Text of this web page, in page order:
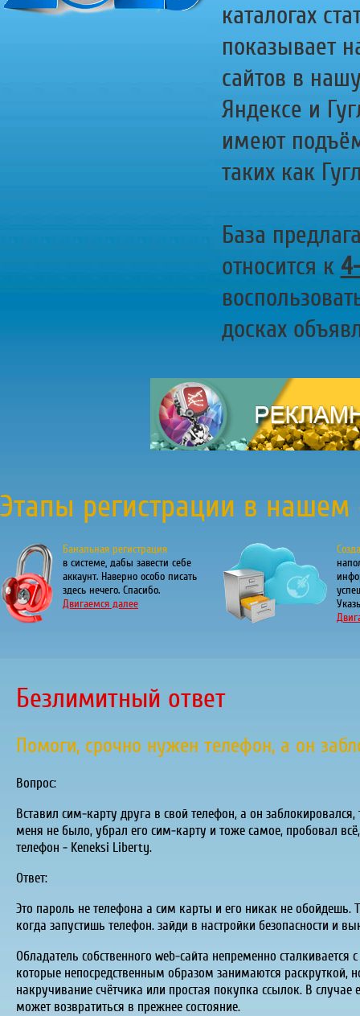
каталогах
показывает
сайтов в
Яндексе и
имеют
таких как
База
относится к
досках
Этапы регистрации в нашем
Банальная регистрация
в системе, дабы завести себе
аккаунт. Наверно особо писать
здесь нечего. Спасибо.
Двигаемся далее
Безлимитный ответ
Помоги, срочно нужен телефон, а он
Вопрос:
Вставил сим-карту друга в свой телефон, а он
меня не было, убрал его сим-карту и тоже самое, пробовал
телефон - Keneksi Liberty.
Ответ:
Это пароль не телефона а сим карты и его никак не обойдешь.
когда запустишь телефон. зайди в настройки безопасности и
Обладатель собственного web-сайта непременно
которые непосредственным образом занимаются раскруткой,
накручивание счётчика или простая покупка ссылок. В
может возвратиться в прежнее состояние.